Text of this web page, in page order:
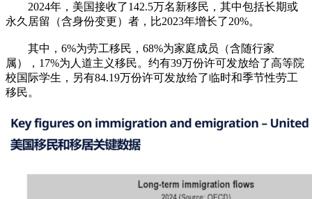
2024年，美国接收了142.5万名新移民，其中包括长期或
永久居留（含身份变更）者，比2023年增长了20%。
其中，6%为劳工移民，68%为家庭成员（含随行家
属），17%为人道主义移民。约有39万份许可发放给了高等院
校国际学生，另有84.19万份许可发放给了临时和季节性劳工
移民。